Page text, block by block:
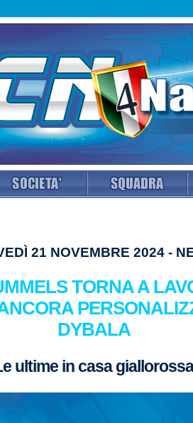
21 NOVEMBRE 2024 -
TORNA A
DYBALA
ultime in casa giallorossa